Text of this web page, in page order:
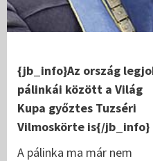
{jb_info}Az ország
pálinkái között a Világ
Kupa győztes Tuzséri
Vilmoskörte is{/jb_info}
A pálinka ma már nem